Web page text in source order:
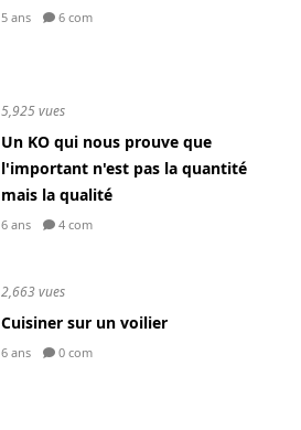
5 ans 6 com
5,925 vues
Un KO qui nous prouve que
l'important n'est pas la quantité
mais la qualité
6 ans 4 com
2,663 vues
Cuisiner sur un voilier
6 ans 0 com